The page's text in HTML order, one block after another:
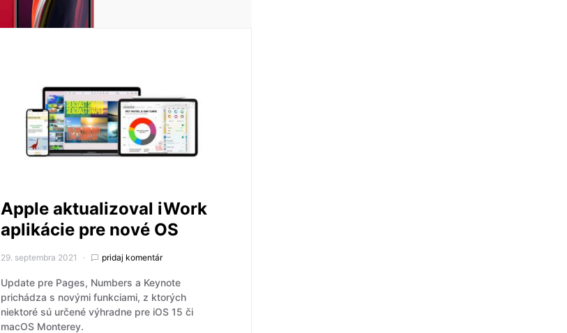
Apple aktualizoval iWork
aplikácie pre nové OS
29. septembra 2021 pridaj komentár
Update pre Pages, Numbers a Keynote
prichádza s novými funkciami, z ktorých
niektoré sú určené výhradne pre iOS 15 či
macOS Monterey.